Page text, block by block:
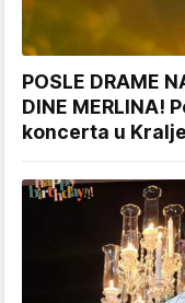
POSLE DRAME
DINE MERLINA!
koncerta u